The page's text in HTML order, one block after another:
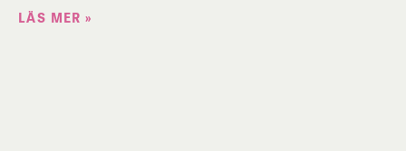
LÄS MER »